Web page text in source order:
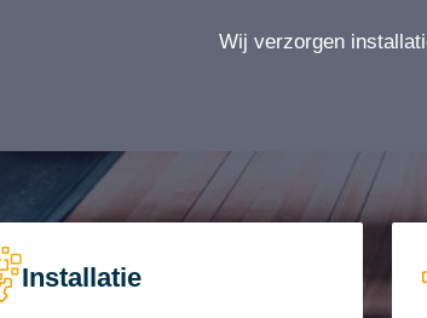
Wij verzorgen
Installatie